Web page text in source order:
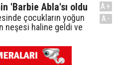
'Barbie Abla'sı oldu
çocukların yoğun
neşesi haline geldi ve
A+
A-